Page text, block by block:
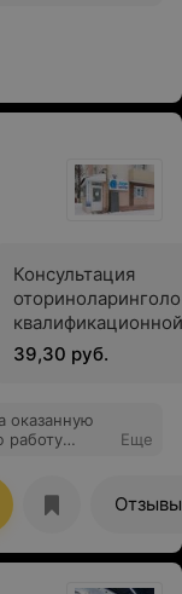
вернули
Консультация
39,30 руб.
оказанную
работу
Еще
Отзывы